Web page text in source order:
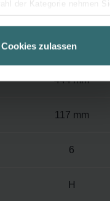
der Kategorie nehmen Sie
über einen Link in der
Cookies zulassen
1004 mm
444 mm
117 mm
6
H